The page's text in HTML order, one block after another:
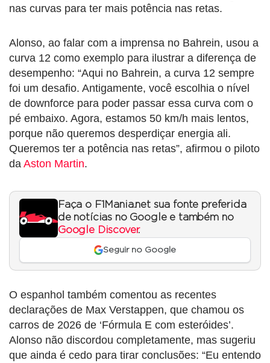
nas curvas para ter mais potência nas retas.
Alonso, ao falar com a imprensa no Bahrein, usou a
curva 12 como exemplo para ilustrar a diferença de
desempenho: “Aqui no Bahrein, a curva 12 sempre
foi um desafio. Antigamente, você escolhia o nível
de downforce para poder passar essa curva com o
pé embaixo. Agora, estamos 50 km/h mais lentos,
porque não queremos desperdiçar energia ali.
Queremos ter a potência nas retas”, afirmou o piloto
da Aston Martin.
Faça o F1Mania.net sua fonte preferida
de notícias no Google e também no
Google Discover.
Seguir no Google
O espanhol também comentou as recentes
declarações de Max Verstappen, que chamou os
carros de 2026 de ‘Fórmula E com esteróides’.
Alonso não discordou completamente, mas sugeriu
que ainda é cedo para tirar conclusões: “Eu entendo